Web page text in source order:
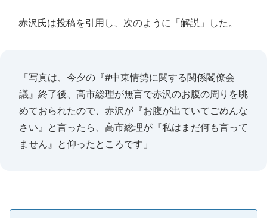
赤沢氏は投稿を引用し、次のように「解説」した。
「写真は、今夕の『#中東情勢に関する関係閣僚会
議』終了後、高市総理が無言で赤沢のお腹の周りを眺
めておられたので、赤沢が『お腹が出ていてごめんな
さい』と言ったら、高市総理が『私はまだ何も言って
ません』と仰ったところです」